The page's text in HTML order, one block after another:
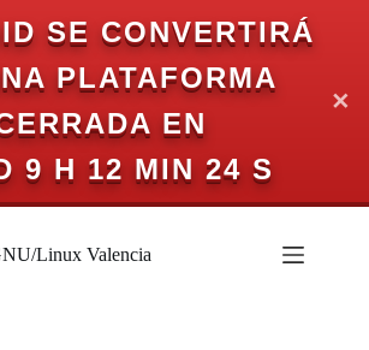
SE CONVERTIRÁ
PLATAFORMA
EN
9 H 12 MIN 24 S
✕
Linux Valencia